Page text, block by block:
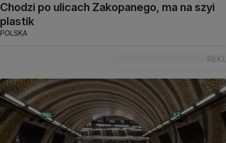
Chodzi po ulicach Zakopanego, ma na szyi
plastik
POLSKA